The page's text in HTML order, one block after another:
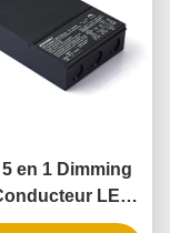
5 en 1 Dimming
LED
applications